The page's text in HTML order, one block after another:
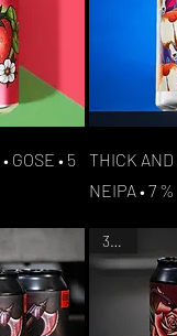
GOSE • 5
THICK
NEIPA • 7 %
33CL